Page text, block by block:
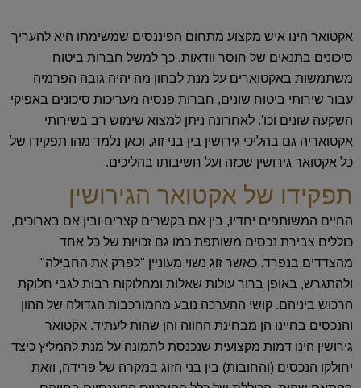
אקטואר הינו איש מקצוע מתחום הפיננסים שמשימתו היא להעריך
סיכונים בתנאים של חוסר וודאות. כך למשל חברות ביטוח
משתמשות באקטוארים על מנת לבחון מה יהיה גובה הפרמיה
עבור שירותי ביטוח שונים, חברות פנסיה מעריכות סיכונים באפיקי
השקעה שונים וכו'. לאחרונה ניתן למצוא שימוש רב בשירותי
אקטואריה גם בהליכי גירושין בין בני זוג, וכאן נלמד מהו תפקידו של
כל אקטואר גירושין שכזה ועל חשיבותו בהליכים.
תפקידו של אקטואר הגירושין
החיים המשותפים יחדיו, בין אם בקשרים קצרים ובין אם בארוכים,
כוללים צבירת נכסים משותפת כמו גם זכויות של כל אחד
מהצדדים בנפרד. כאשר זוג נשוי מעוניין "לפרק את החבילה"
ולהתגרש, באופן ברור עולות שאלות ומחלוקות רבות לגבי חלוקת
הרכוש ביניהם. קושי ההערכה נובע מהמורכבות הגדולה של ההון
והנכסים בחיינו הן מבחינת ההווה והן שהות לעתיד. אקטואר
גירושין הינו דמות מקצועית שנכנסת לתמונה על מנת להמליץ כיצד
יחולקו הנכסים (והחובות) בין בני הזוג במקרה של פרידה, וזאת